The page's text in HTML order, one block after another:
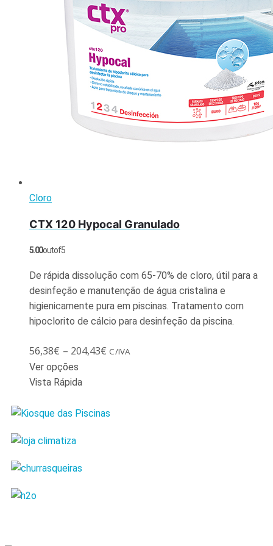
Cloro
CTX 120 Hypocal Granulado
5.00out of 5
De rápida dissolução com 65-70% de cloro, útil para a
desinfeção e manutenção de água cristalina e
higienicamente pura em piscinas. Tratamento com
hipoclorito de cálcio para desinfeção da piscina.
56,38€ – 204,43€ C/IVA
Ver opções
Vista Rápida